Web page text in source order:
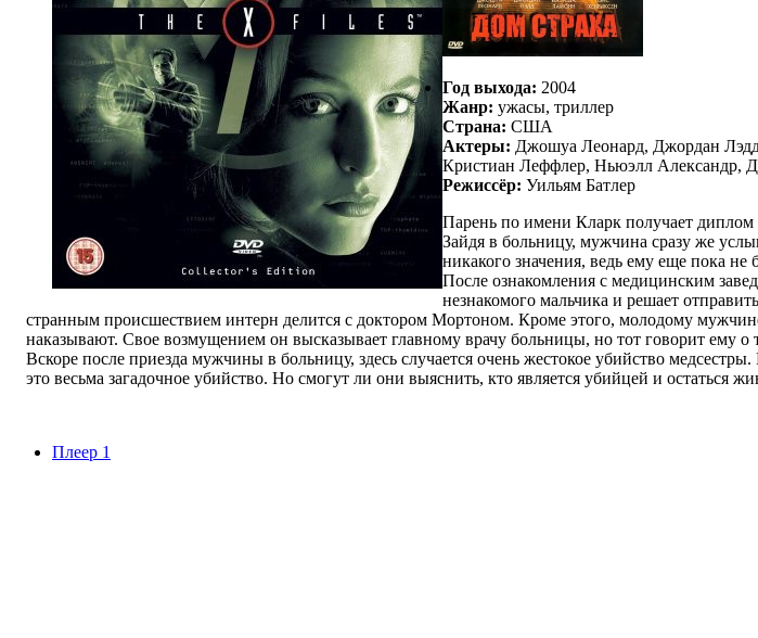
Год выхода: 2004
Жанр: ужасы, триллер
Страна: США
Актеры: Джошуа Леонард, Джордан
Кристиан Леффлер, Ньюэлл Александр,
Режиссёр: Уильям Батлер
Парень по имени Кларк получает диплом
Зайдя в больницу, мужчина сразу же
никакого значения, ведь ему еще пока
После ознакомления с медицинским
незнакомого мальчика и решает
странным происшествием интерн делится с доктором Мортоном. Кроме этого, молодому
наказывают. Свое возмущением он высказывает главному врачу больницы, но тот говорит ему
Вскоре после приезда мужчины в больницу, здесь случается очень жестокое убийство
это весьма загадочное убийство. Но смогут ли они выяснить, кто является убийцей и остаться
Плеер 1